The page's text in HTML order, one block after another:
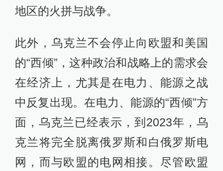
地区的火拼与战争。
此外，乌克兰不会停止向欧盟和美国
的“西倾”，这种政治和战略上的需求会
在经济上，尤其是在电力、能源之战
中反复出现。在电力、能源的“西倾”方
面，乌克兰已经表示，到2023年，乌
克兰将完全脱离俄罗斯和白俄罗斯电
网，而与欧盟的电网相接。尽管欧盟